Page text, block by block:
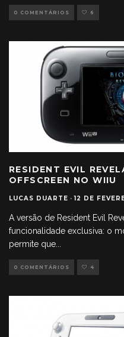
0 COMENTÁRIOS 6
RESIDENT EVIL
OFFSCREEN NO WIIU
LUCAS DUARTE · 12 DE
A versão de Resident Evil
funcionalidade exclusiva: o
permite que...
0 COMENTÁRIOS 4